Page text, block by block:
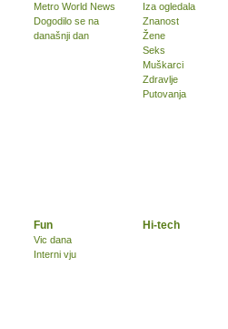
Metro World News
Dogodilo se na
današnji dan
Iza ogledala
Znanost
Žene
Seks
Muškarci
Zdravlje
Putovanja
Fun
Vic dana
Interni vju
Hi-tech